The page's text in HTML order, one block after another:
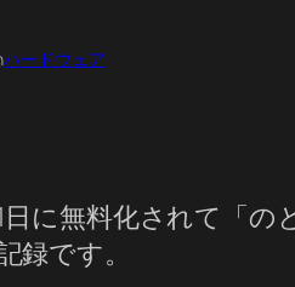
ハードウェア
日に無料化されて「
録です。